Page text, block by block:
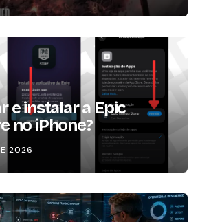
e instalar a Epic
no iPhone?
2026